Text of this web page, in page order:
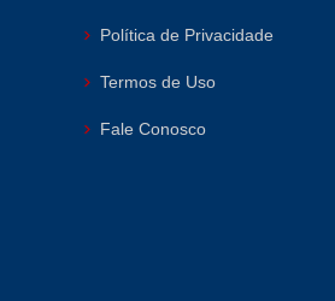
Política de Privacidade
Termos de Uso
Fale Conosco